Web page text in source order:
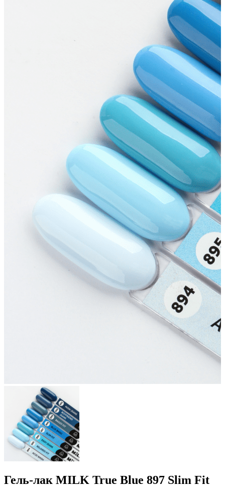
Гель-лак MILK True Blue 897 Slim Fit